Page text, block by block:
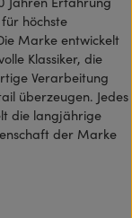
höchste
Marke entwickelt
Klassiker, die
Verarbeitung
überzeugen. Jedes
die langjährige
der Marke